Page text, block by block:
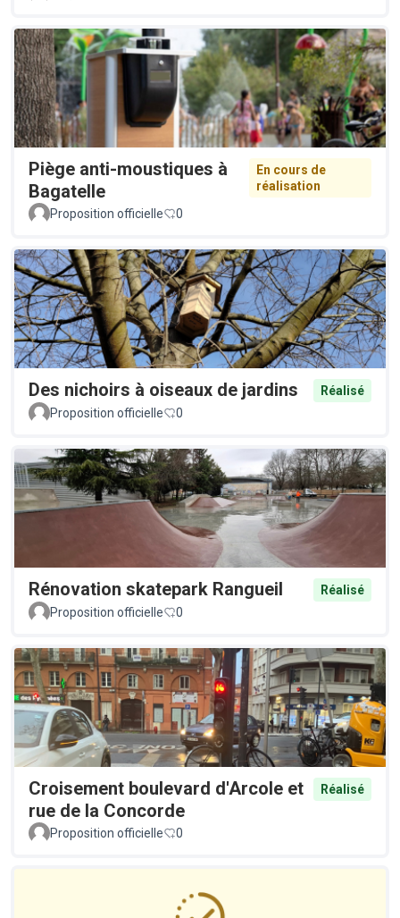
Piège anti-moustiques à
Bagatelle
En cours de
réalisation
Proposition officielle
0
Des nichoirs à oiseaux de jardins
Réalisé
Proposition officielle
0
Rénovation skatepark Rangueil
Réalisé
Proposition officielle
0
Croisement boulevard d'Arcole et
rue de la Concorde
Réalisé
Proposition officielle 0